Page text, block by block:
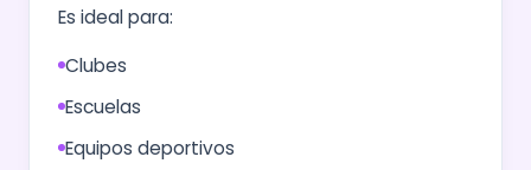
Es ideal para:
Clubes
Escuelas
Equipos deportivos